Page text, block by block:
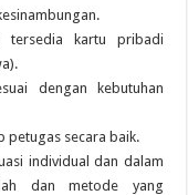
tersedia kartu pribadi
dengan kebutuhan
petugas secara baik.
individual dan dalam
dan metode yang